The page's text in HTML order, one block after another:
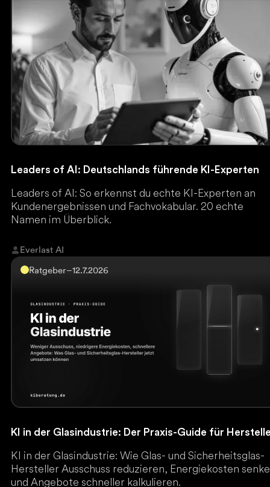
Leaders of AI: Deutschlands führende KI-Experten
Leaders of AI: So erkennst du echte KI-Experten an
Kundenergebnissen und Fachvokabular. 20 echte
Namen im Überblick.
Everlast AI
Ratgeber–12.7.2026
KI in der Glasindustrie: Der Praxis-Guide für
KI in der Glasindustrie: Wie Glas- und Sicherheitsglas-
Hersteller Ausschuss reduzieren, Energiekosten
und Angebote schneller kalkulieren.